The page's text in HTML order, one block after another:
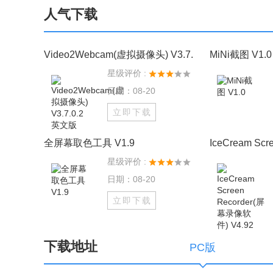
人气下载
Video2Webcam(虚拟摄像头) V3.7.
星级评价 :
日期：08-20
立即下载
MiNi截图 V1.0
全屏幕取色工具 V1.9
星级评价 :
日期：08-20
立即下载
IceCream
下载地址 PC版